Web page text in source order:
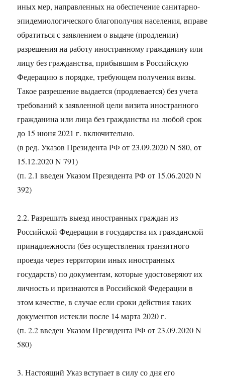
иных мер, направленных на обеспечение санитарно-
эпидемиологического благополучия населения, вправе
обратиться с заявлением о выдаче (продлении)
разрешения на работу иностранному гражданину или
лицу без гражданства, прибывшим в Российскую
Федерацию в порядке, требующем получения визы.
Такое разрешение выдается (продлевается) без учета
требований к заявленной цели визита иностранного
гражданина или лица без гражданства на любой срок
до 15 июня 2021 г. включительно.
(в ред. Указов Президента РФ от 23.09.2020 N 580, от
15.12.2020 N 791)
(п. 2.1 введен Указом Президента РФ от 15.06.2020 N
392)
2.2. Разрешить выезд иностранных граждан из
Российской Федерации в государства их гражданской
принадлежности (без осуществления транзитного
проезда через территории иных иностранных
государств) по документам, которые удостоверяют их
личность и признаются в Российской Федерации в
этом качестве, в случае если сроки действия таких
документов истекли после 14 марта 2020 г.
(п. 2.2 введен Указом Президента РФ от 23.09.2020 N
580)
3. Настоящий Указ вступает в силу со дня его